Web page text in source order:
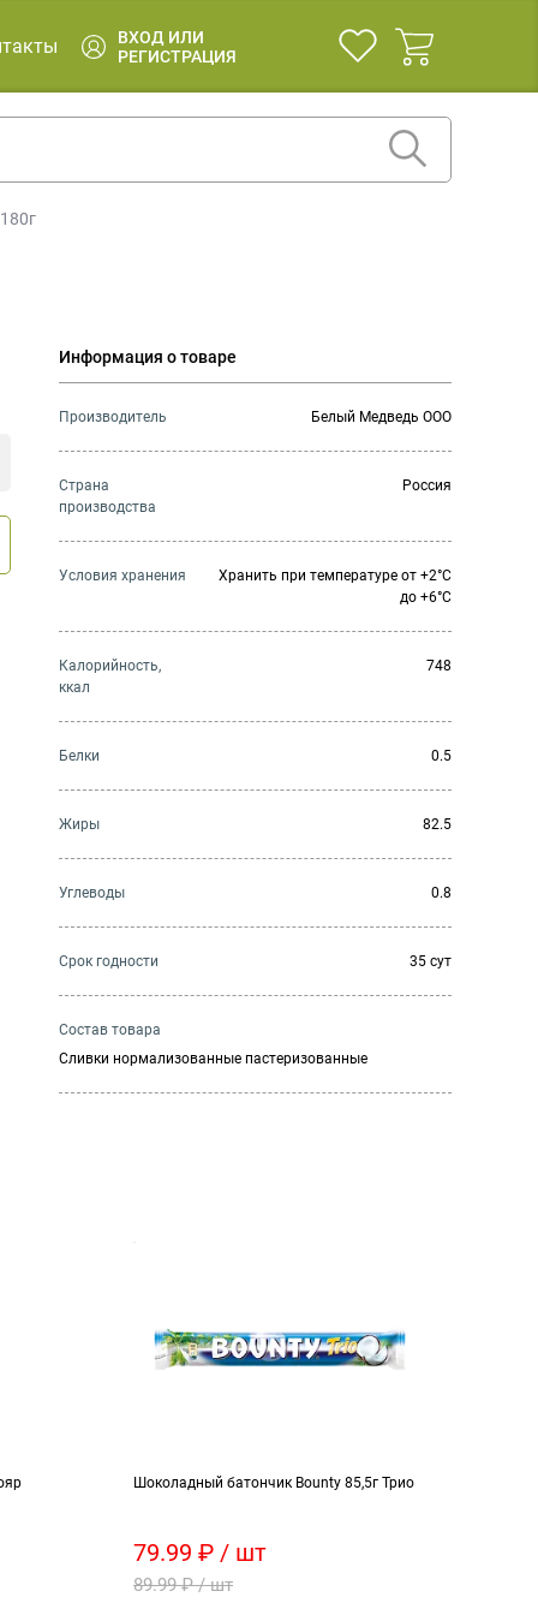
ВХОД ИЛИ
РЕГИСТРАЦИЯ
Информация о товаре
Производитель Белый Медведь ООО
Страна
производства
Россия
Условия хранения
Хранить при температуре от +2°С
до +6°С
Калорийность,
ккал
748
Белки 0.5
Жиры 82.5
Углеводы 0.8
Cрок годности 35 сут
Состав товара
Сливки нормализованные пастеризованные
Шоколадный батончик Bounty 85,5г Трио
79.99 ₽ / шт
89.99 ₽ / шт